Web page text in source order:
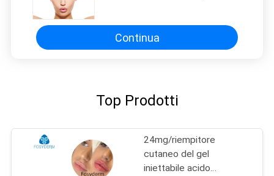
Continua
Top Prodotti
24mg/riempitore
cutaneo del gel
iniettabile acido